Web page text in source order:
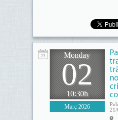
Monday
02
10:30h
Març 2026
21/